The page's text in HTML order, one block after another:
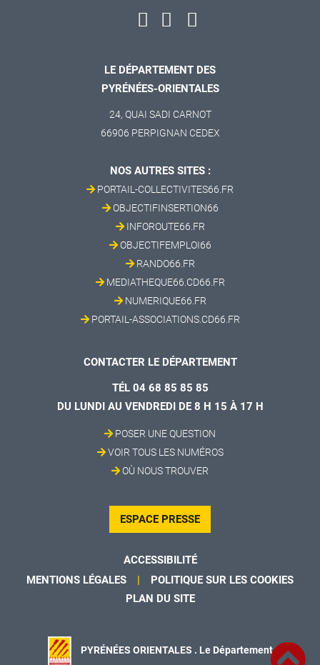
LE DÉPARTEMENT DES
PYRÉNÉES-ORIENTALES
24, QUAI SADI CARNOT
66906 PERPIGNAN CEDEX
NOS AUTRES SITES :
PORTAIL-COLLECTIVITES66.FR
OBJECTIFINSERTION66
INFOROUTE66.FR
OBJECTIFEMPLOI66
RANDO66.FR
MEDIATHEQUE66.CD66.FR
NUMERIQUE66.FR
PORTAIL-ASSOCIATIONS.CD66.FR
CONTACTER LE DÉPARTEMENT
TÉL 04 68 85 85 85
DU LUNDI AU VENDREDI DE 8 H 15 À 17 H
POSER UNE QUESTION
VOIR TOUS LES NUMÉROS
OÙ NOUS TROUVER
ESPACE PRESSE
ACCESSIBILITÉ
MENTIONS LÉGALES
POLITIQUE SUR LES COOKIES
PLAN DU SITE
PYRÉNÉES ORIENTALES . Le Département